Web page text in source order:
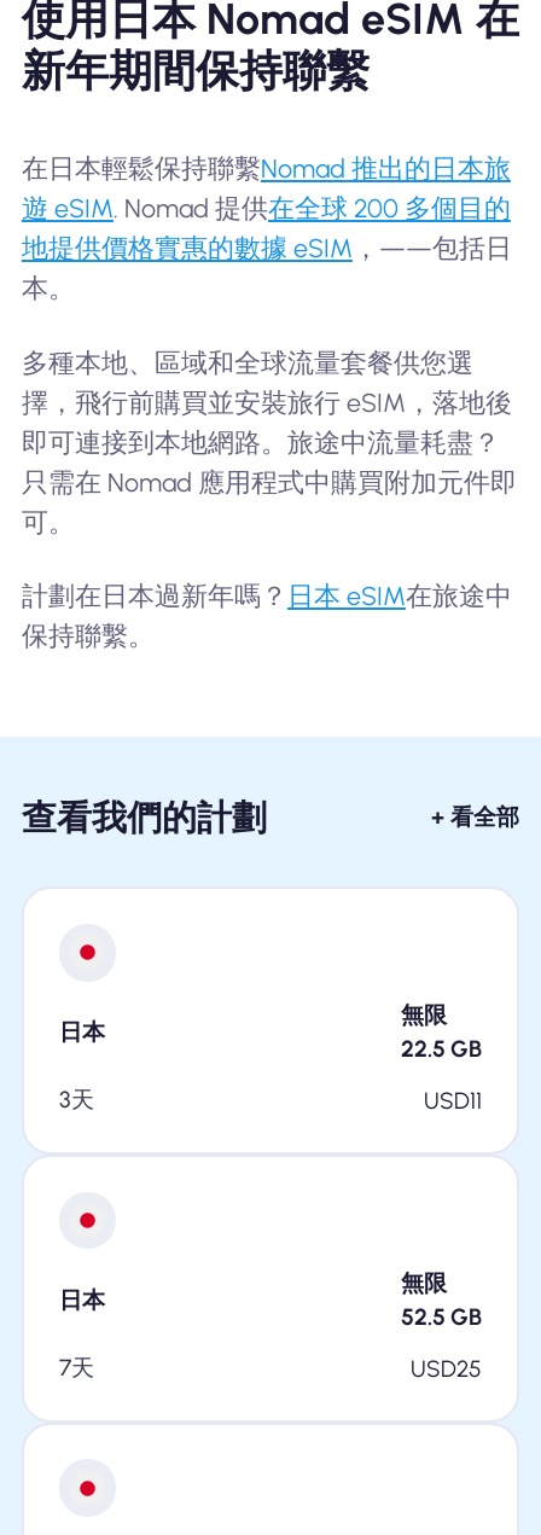
使用日本 Nomad eSIM 在
新年期間保持聯繫
在日本輕鬆保持聯繫Nomad 推出的日本旅
遊 eSIM. Nomad 提供在全球 200 多個目的
地提供價格實惠的數據 eSIM ，——包括日
本。
多種本地、區域和全球流量套餐供您選
擇，飛行前購買並安裝旅行 eSIM，落地後
即可連接到本地網路。旅途中流量耗盡？
只需在 Nomad 應用程式中購買附加元件即
可。
計劃在日本過新年嗎？ 日本 eSIM在旅途中
保持聯繫。
查看我們的計劃 + 看全部
日本
無限
22.5 GB
3天
USD11
日本
無限
52.5 GB
7天
USD25